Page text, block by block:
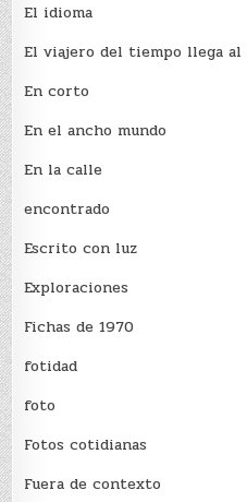
El idioma
El viajero del tiempo llega
En corto
En el ancho mundo
En la calle
encontrado
Escrito con luz
Exploraciones
Fichas de 1970
fotidad
foto
Fotos cotidianas
Fuera de contexto